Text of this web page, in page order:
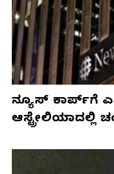
ನ್ಯೂಸ್ ಕಾರ್ಪ್‌ಗೆ
ಆಸ್ಟ್ರೇಲಿಯಾದಲ್ಲಿ